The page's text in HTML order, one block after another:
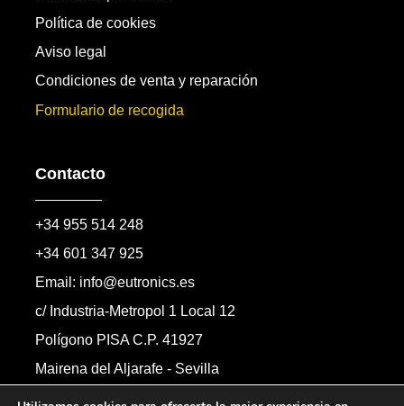
Política de cookies
Aviso legal
Condiciones de venta y reparación
Formulario de recogida
Contacto
+34 955 514 248
+34 601 347 925
Email: info@eutronics.es
c/ Industria-Metropol 1 Local 12
Polígono PISA C.P. 41927
Mairena del Aljarafe - Sevilla
Formulario de contacto